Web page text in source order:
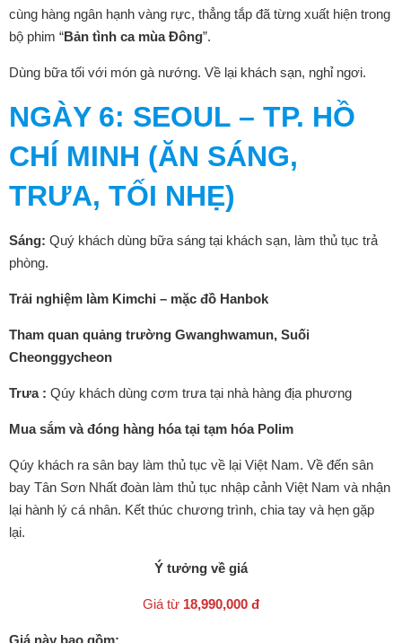
cùng hàng ngân hạnh vàng rực, thẳng tắp đã từng xuất hiện trong
bộ phim “Bản tình ca mùa Đông”.
Dùng bữa tối với món gà nướng. Về lại khách sạn, nghỉ ngơi.
NGÀY 6: SEOUL – TP. HỒ
CHÍ MINH (ĂN SÁNG,
TRƯA, TỐI NHẸ)
Sáng: Quý khách dùng bữa sáng tại khách sạn, làm thủ tục trả
phòng.
Trải nghiệm làm Kimchi – mặc đồ Hanbok
Tham quan quảng trường Gwanghwamun, Suối
Cheonggycheon
Trưa : Qúy khách dùng cơm trưa tại nhà hàng địa phương
Mua sắm và đóng hàng hóa tại tạm hóa Polim
Qúy khách ra sân bay làm thủ tục về lại Việt Nam. Về đến sân
bay Tân Sơn Nhất đoàn làm thủ tục nhập cảnh Việt Nam và nhận
lại hành lý cá nhân. Kết thúc chương trình, chia tay và hẹn gặp
lại.
Ý tưởng về giá
Giá từ 18,990,000 đ
Giá này bao gồm: